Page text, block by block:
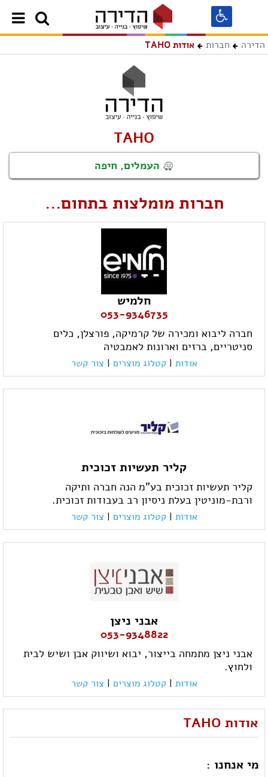
הדירה חברות אודות TAHO
TAHO
העמלים, חיפה
חברות מומלצות בתחום...
חלמיש
053-9346735
חברה ליבוא ומכירה של קרמיקה, פורצלן, כלים
סניטריים, ברזים וארונות לאמבטיה
אודות | קטלוג מוצרים | צור קשר
קליר תעשיות זכוכית
קליר תעשיות זכוכית בע"מ הנה חברה ותיקה
ורבת-מוניטין בעלת ניסיון רב בעבודות זכוכית.
אודות | קטלוג מוצרים | צור קשר
אבני ניצן
053-9348822
אבני ניצן מתמחה בייצור, יבוא ושיווק אבן ושיש לבית
ולחוץ.
אודות | קטלוג מוצרים | צור קשר
אודות TAHO
מי אנחנו :